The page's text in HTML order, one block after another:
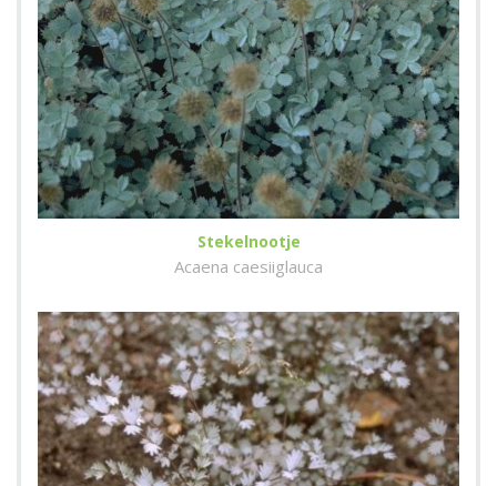
Stekelnootje
Acaena caesiiglauca